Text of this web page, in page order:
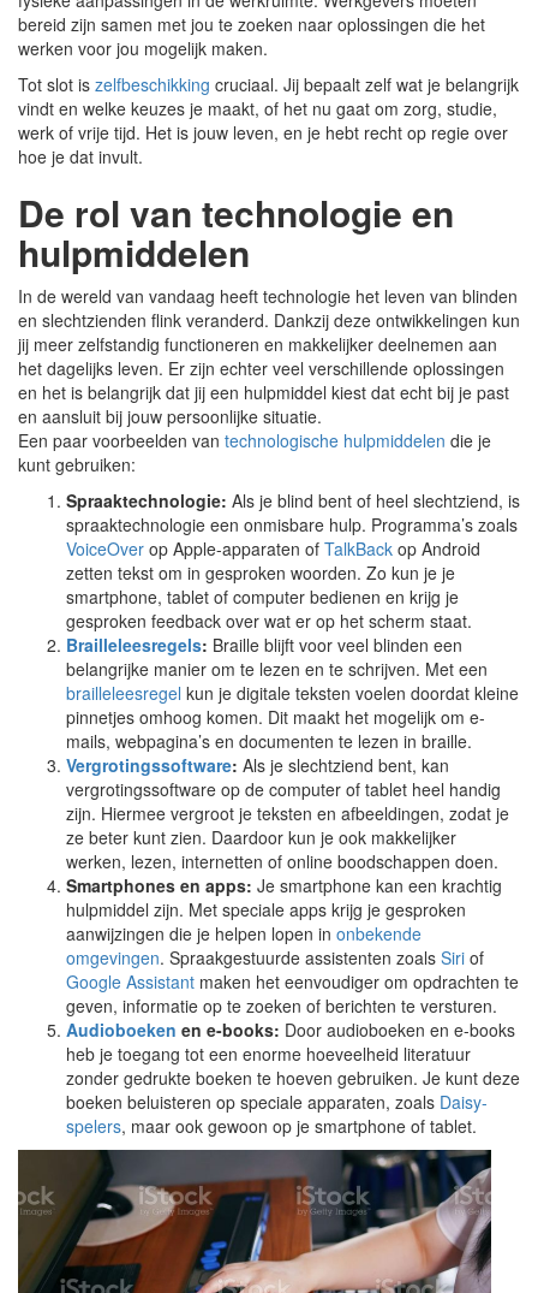
bereid zijn samen met jou te zoeken naar oplossingen die het
werken voor jou mogelijk maken.
Tot slot is zelfbeschikking cruciaal. Jij bepaalt zelf wat je belangrijk
vindt en welke keuzes je maakt, of het nu gaat om zorg, studie,
werk of vrije tijd. Het is jouw leven, en je hebt recht op regie over
hoe je dat invult.
De rol van technologie en
hulpmiddelen
In de wereld van vandaag heeft technologie het leven van blinden
en slechtzienden flink veranderd. Dankzij deze ontwikkelingen kun
jij meer zelfstandig functioneren en makkelijker deelnemen aan
het dagelijks leven. Er zijn echter veel verschillende oplossingen
en het is belangrijk dat jij een hulpmiddel kiest dat echt bij je past
en aansluit bij jouw persoonlijke situatie.
Een paar voorbeelden van technologische hulpmiddelen die je
kunt gebruiken:
Spraaktechnologie: Als je blind bent of heel slechtziend, is
spraaktechnologie een onmisbare hulp. Programma’s zoals
VoiceOver op Apple-apparaten of TalkBack op Android
zetten tekst om in gesproken woorden. Zo kun je je
smartphone, tablet of computer bedienen en krijg je
gesproken feedback over wat er op het scherm staat.
Brailleleesregels: Braille blijft voor veel blinden een
belangrijke manier om te lezen en te schrijven. Met een
brailleleesregel kun je digitale teksten voelen doordat kleine
pinnetjes omhoog komen. Dit maakt het mogelijk om e-
mails, webpagina’s en documenten te lezen in braille.
Vergrotingssoftware: Als je slechtziend bent, kan
vergrotingssoftware op de computer of tablet heel handig
zijn. Hiermee vergroot je teksten en afbeeldingen, zodat je
ze beter kunt zien. Daardoor kun je ook makkelijker
werken, lezen, internetten of online boodschappen doen.
Smartphones en apps: Je smartphone kan een krachtig
hulpmiddel zijn. Met speciale apps krijg je gesproken
aanwijzingen die je helpen lopen in onbekende
omgevingen. Spraakgestuurde assistenten zoals Siri of
Google Assistant maken het eenvoudiger om opdrachten te
geven, informatie op te zoeken of berichten te versturen.
Audioboeken en e-books: Door audioboeken en e-books
heb je toegang tot een enorme hoeveelheid literatuur
zonder gedrukte boeken te hoeven gebruiken. Je kunt deze
boeken beluisteren op speciale apparaten, zoals Daisy-
spelers, maar ook gewoon op je smartphone of tablet.